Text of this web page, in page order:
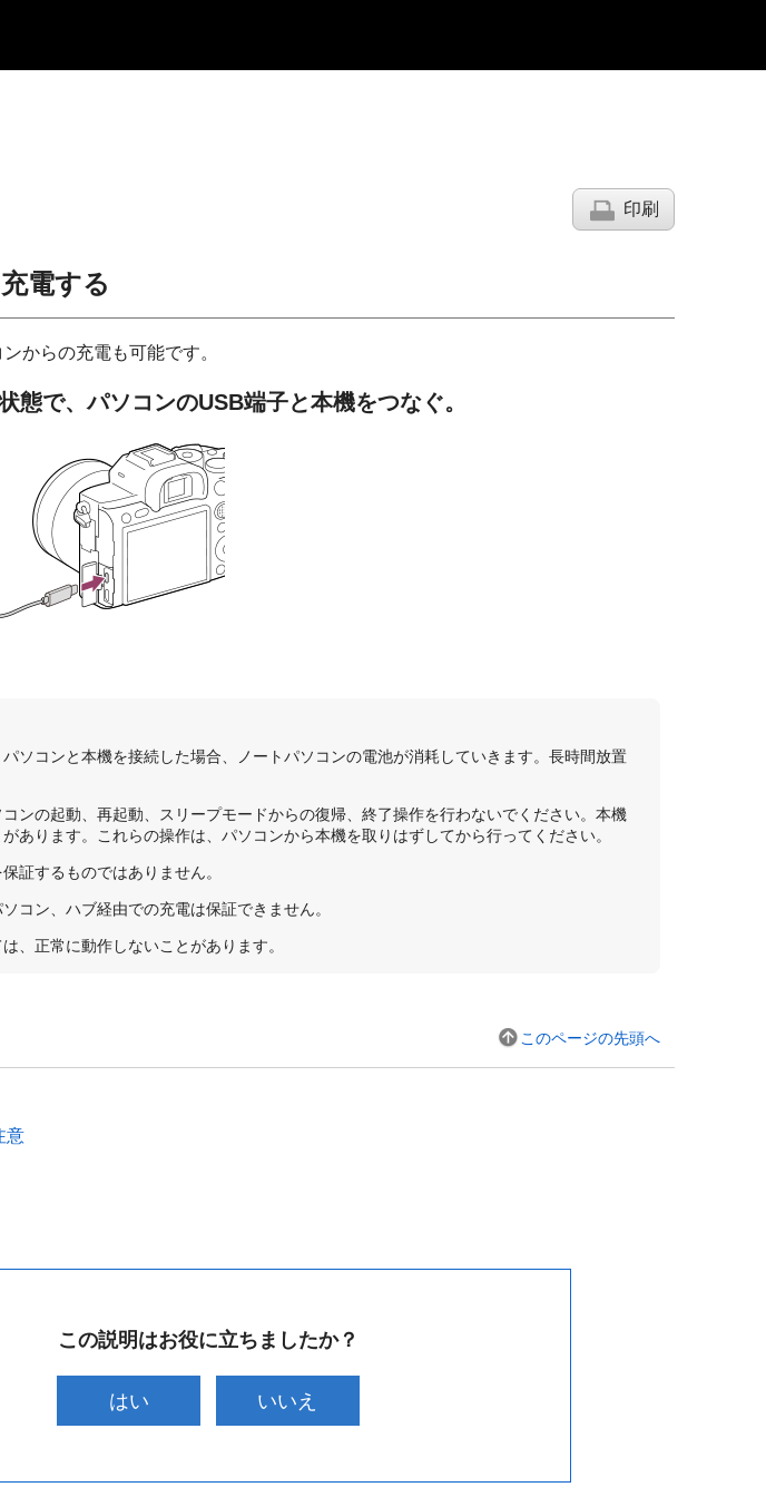
印刷
電する
からの充電も可能です。
態で、パソコンのUSB端子と本機をつなぐ。
ソコンと本機を接続した場合、ノートパソコンの電池が消耗していきます。長時間放置
ンの起動、再起動、スリープモードからの復帰、終了操作を行わないでください。本機
あります。これらの操作は、パソコンから本機を取りはずしてから行ってください。
証するものではありません。
コン、ハブ経由での充電は保証できません。
、正常に動作しないことがあります。
このページの先頭へ
意
この説明はお役に立ちましたか？
はい いいえ